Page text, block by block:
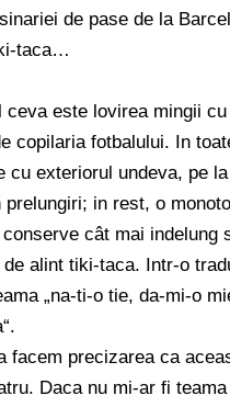
de pase de la
taca…
este lovirea mingii
copilaria fotbalului. In
exteriorul undeva, pe
in rest, o
cât mai indelung
alint tiki-taca. Intr-o
„na-ti-o tie, da-mi-o
precizarea ca
Daca nu mi-ar fi